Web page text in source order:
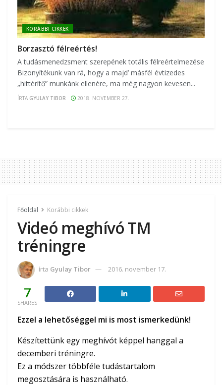
KORÁBBI CIKKEK
Borzasztó félreértés!
A tudásmenedzsment szerepének totális félreértelmezése
Bizonyítékunk van rá, hogy a majd’ másfél évtizedes
„hittérítő” munkánk ellenére, ma még nagyon kevesen...
ÍRTA GYULAY TIBOR 2018. NOVEMBER 27.
Főoldal Korábbi cikkek
Videó meghívó TM
tréningre
írta Gyulay Tibor 2016. november 17.
7
SHARES
Ezzel a lehetőséggel mi is most ismerkedünk!
Készítettünk egy meghívót képpel hanggal a
decemberi tréningre.
Ez a módszer többféle tudástartalom
megosztására is használható.